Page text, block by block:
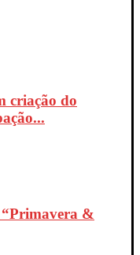
criação do
“Primavera &